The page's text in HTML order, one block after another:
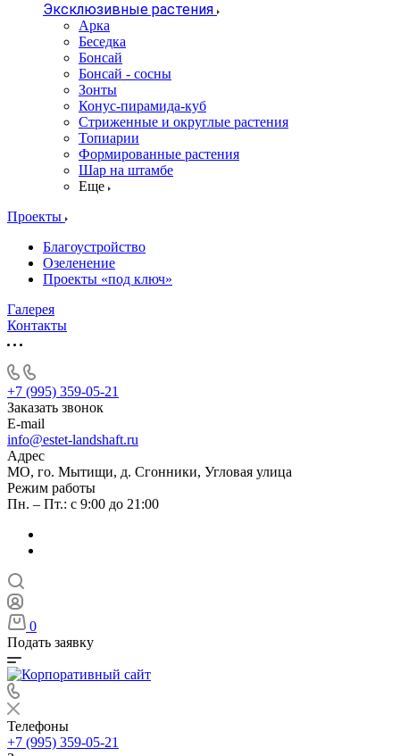
Эксклюзивные растения
Арка
Беседка
Бонсай
Бонсай - сосны
Зонты
Конус-пирамида-куб
Стриженные и округлые растения
Топиарии
Формированные растения
Шар на штамбе
Еще
Проекты
Благоустройство
Озеленение
Проекты «под ключ»
Галерея
Контакты
+7 (995) 359-05-21
Заказать звонок
E-mail
info@estet-landshaft.ru
Адрес
МО, го. Мытищи, д. Сгонники, Угловая улица
Режим работы
Пн. – Пт.: с 9:00 до 21:00
0
Подать заявку
Телефоны
+7 (995) 359-05-21